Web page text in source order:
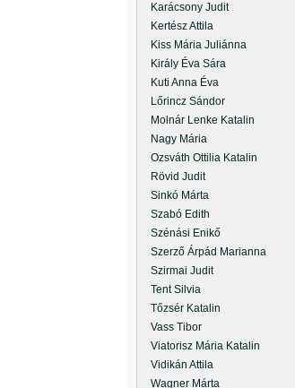
Karácsony Judit
Kertész Attila
Kiss Mária Juliánna
Király Éva Sára
Kuti Anna Éva
Lőrincz Sándor
Molnár Lenke Katalin
Nagy Mária
Ozsváth Ottilia Katalin
Rövid Judit
Sinkó Márta
Szabó Edith
Szénási Enikő
Szerző Árpád Marianna
Szirmai Judit
Tent Silvia
Tőzsér Katalin
Vass Tibor
Viatorisz Mária Katalin
Vidikán Attila
Wagner Márta